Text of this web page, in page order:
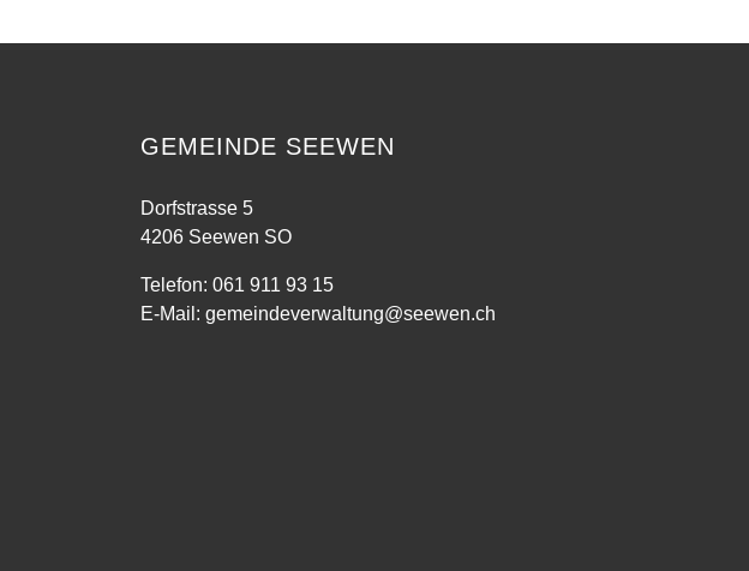
GEMEINDE SEEWEN
Dorfstrasse 5
4206 Seewen SO
Telefon: 061 911 93 15
E-Mail: gemeindeverwaltung@seewen.ch